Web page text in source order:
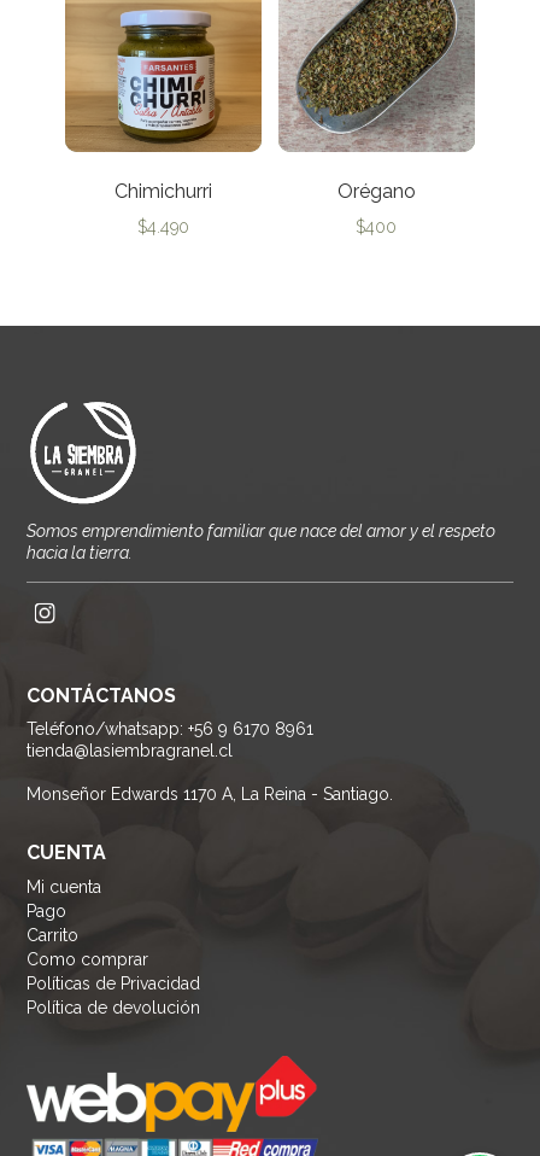
Chimichurri
$4.490
Orégano
$400
Somos emprendimiento familiar que nace del amor y el respeto
hacia la tierra.
CONTÁCTANOS
Teléfono/whatsapp: +56 9 6170 8961
tienda@lasiembragranel.cl
Monseñor Edwards 1170 A, La Reina - Santiago.
CUENTA
Mi cuenta
Pago
Carrito
Como comprar
Políticas de Privacidad
Política de devolución